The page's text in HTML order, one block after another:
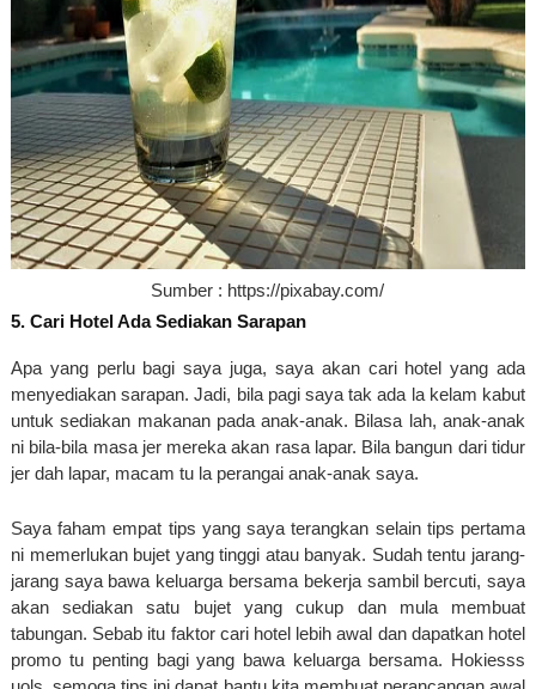
Sumber : https://pixabay.com/
5. Cari Hotel Ada Sediakan Sarapan
Apa yang perlu bagi saya juga, saya akan cari hotel yang ada
menyediakan sarapan. Jadi, bila pagi saya tak ada la kelam kabut
untuk sediakan makanan pada anak-anak. Bilasa lah, anak-anak
ni bila-bila masa jer mereka akan rasa lapar. Bila bangun dari tidur
jer dah lapar, macam tu la perangai anak-anak saya.
Saya faham empat tips yang saya terangkan selain tips pertama
ni memerlukan bujet yang tinggi atau banyak. Sudah tentu jarang-
jarang saya bawa keluarga bersama bekerja sambil bercuti, saya
akan sediakan satu bujet yang cukup dan mula membuat
tabungan. Sebab itu faktor cari hotel lebih awal dan dapatkan hotel
promo tu penting bagi yang bawa keluarga bersama. Hokiesss